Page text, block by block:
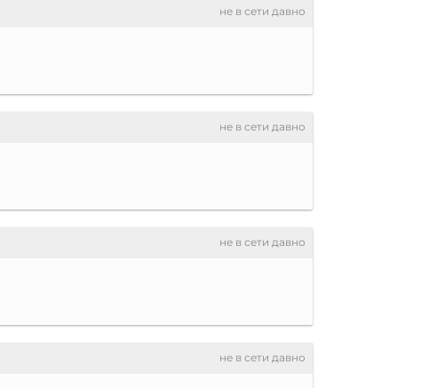
не в сети давно
не в сети давно
не в сети давно
не в сети давно